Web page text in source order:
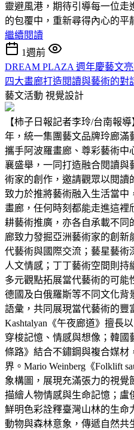
靈避風港，期待引導每一位
的包覆中，重新尋得內心的平
繼續閱讀
1週前
DREAM PLAZA 週年慶藝文
四大畫廊打造閱讀與藝術的對
藝文活動 視覺設計
【柿子日報記者李玲/台南報
年，統一集團藝文品牌玲廊滿
攜手阿波羅畫廊、尊彩藝術中
襄盛舉，一同打造融合閱讀與
術家的創作，邀請觀眾以閱讀
致力於推將藝術融入生活當中
畫廊，任何時刻都能走進這裡
耕藝術推廣，亦各自承載不同
廊致力發掘亞洲藝術家的創新
代藝術與國際交流；藝星藝術
人文情感；丁丁藝術空間則
多元觀點拓展當代藝術的可能
德國及白俄羅斯等不同文化背
語彙，共同展現當代藝術的豐
Kashtalyan《午夜廊道》擅長
穿梭記憶、情感與想像；韓國
條路》結合不鏽鋼與複合媒材
界。Mario Weinberg《Folklift
象構圖，展現充滿張力的視覺
描繪人物情感與生命記憶；盧
鮮明色彩詮釋臺灣山林的生命
動物與森林意象，傳遞自然共